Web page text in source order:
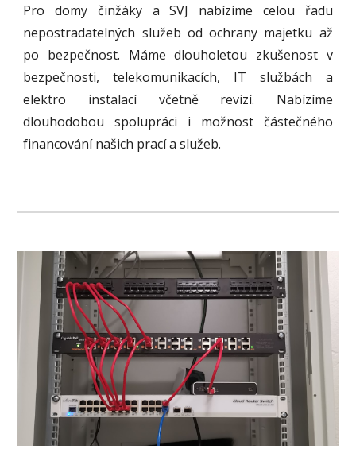
Pro domy činžáky a SVJ nabízíme celou řadu
nepostradatelných služeb od ochrany majetku až
po bezpečnost. Máme dlouholetou zkušenost v
bezpečnosti, telekomunikacích, IT službách a
elektro instalací včetně revizí. Nabízíme
dlouhodobou spolupráci i možnost částečného
financování našich prací a služeb.